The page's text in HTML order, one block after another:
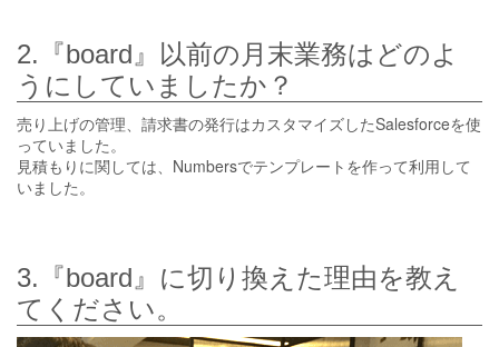
2.『board』以前の月末業務はどのよ
うにしていましたか？
売り上げの管理、請求書の発行はカスタマイズしたSalesforceを使
っていました。
見積もりに関しては、Numbersでテンプレートを作って利用して
いました。
3.『board』に切り換えた理由を教え
てください。